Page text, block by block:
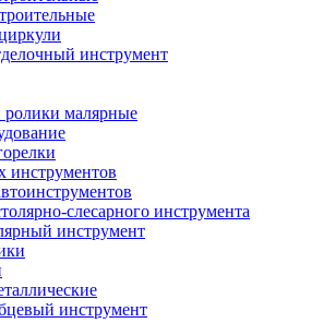
инструмент
малярные
инструментов
слесарного инструмента
инструмент
инструмент